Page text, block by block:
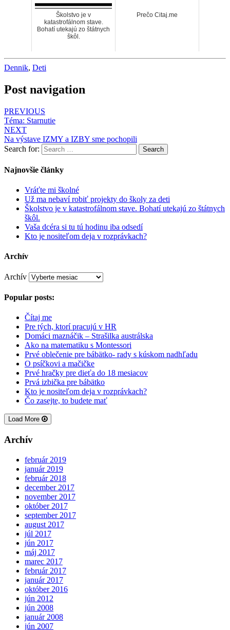
Školstvo je v
katastrofálnom stave.
Bohatí utekajú zo štátnych
škôl.
Prečo Citaj.me
Dennik, Deti
Post navigation
PREVIOUS
Téma: Starnutie
NEXT
Na výstave IZMY a IZBY sme pochopili
Search for:
Search
Najnovšie články
Vráťte mi školné
Už ma nebaví robiť projekty do školy za deti
Školstvo je v katastrofálnom stave. Bohatí utekajú zo štátnych
škôl.
Vaša dcéra si tu tú hodinu iba odsedí
Kto je nositeľom deja v rozprávkach?
Archív
Archív
Popular posts:
Čítaj me
Pre tých, ktorí pracujú v HR
Domáci maznáčik – Strašilka austrálska
Ako na matematiku s Montessori
Prvé oblečenie pre bábätko- rady s kúskom nadhľadu
O psíčkovi a mačičke
Prvé hračky pre dieťa do 18 mesiacov
Prvá izbička pre bábätko
Kto je nositeľom deja v rozprávkach?
Čo zasejte, to budete mať
Load More
Archív
február 2019
január 2019
február 2018
december 2017
november 2017
október 2017
september 2017
august 2017
júl 2017
jún 2017
máj 2017
marec 2017
február 2017
január 2017
október 2016
jún 2012
jún 2008
január 2008
jún 2007